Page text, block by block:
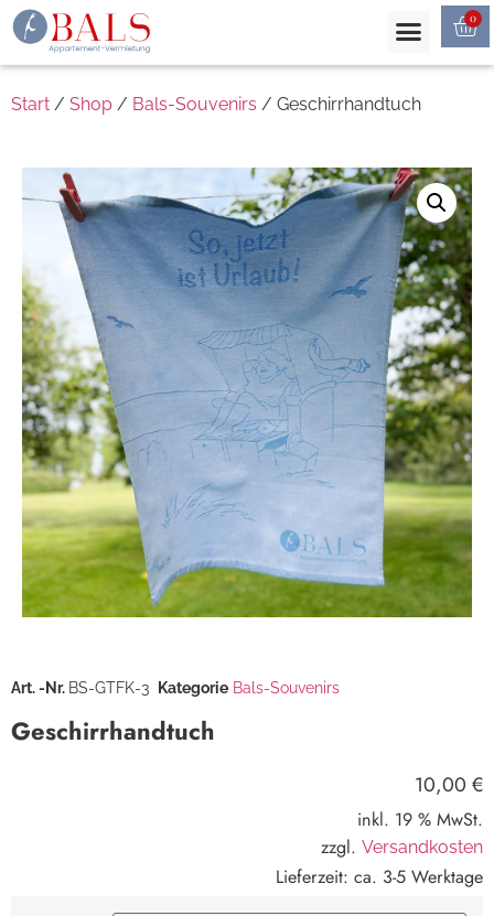
0
Start / Shop / Bals-Souvenirs / Geschirrhandtuch
Art. -Nr. BS-GTFK-3 Kategorie Bals-Souvenirs
Geschirrhandtuch
10,00 €
inkl. 19 % MwSt.
zzgl. Versandkosten
Lieferzeit: ca. 3-5 Werktage